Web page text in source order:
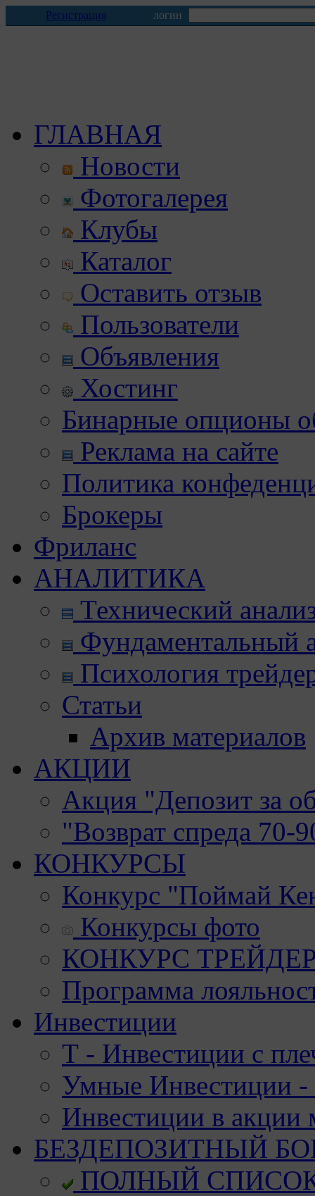
Регистрация логин
ГЛАВНАЯ
Новости
Фотогалерея
Клубы
Каталог
Оставить отзыв
Пользователи
Объявления
Хостинг
Бинарные опционы
Реклама на сайте
Политика
Брокеры
Фриланс
АНАЛИТИКА
Технический
Фундаментальный
Психология
Статьи
Архив материалов
АКЦИИ
Акция "Депозит за
"Возврат спреда 70-
КОНКУРСЫ
Конкурс "Поймай
Конкурсы фото
КОНКУРС
Программа
Инвестиции
Т - Инвестиции с
Умные Инвестиции -
Инвестиции в акции
БЕЗДЕПОЗИТНЫЙ
ПОЛНЫЙ